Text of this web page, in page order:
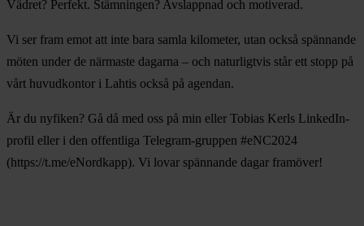
Vädret? Perfekt. Stämningen? Avslappnad och motiverad.
Vi ser fram emot att inte bara samla kilometer, utan också spännande
möten under de närmaste dagarna – och naturligtvis står ett stopp på
vårt huvudkontor i Lahtis också på agendan.
Är du nyfiken? Gå då med oss på min eller Tobias Kerls LinkedIn-
profil eller i den offentliga Telegram-gruppen #eNC2024
(https://t.me/eNordkapp). Vi lovar spännande dagar framöver!